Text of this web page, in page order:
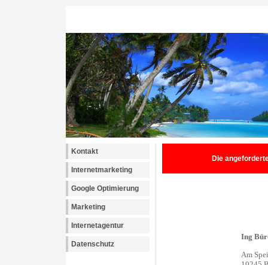
Kontakt
Internetmarketing
Google Optimierung
Marketing
Internetagentur
Datenschutz
Die